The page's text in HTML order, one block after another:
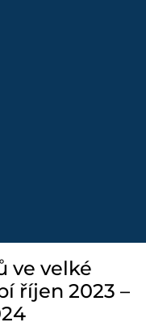
ve velké
říjen 2023 –